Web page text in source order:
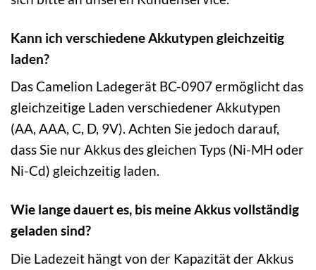
Kann ich verschiedene Akkutypen gleichzeitig
laden?
Das Camelion Ladegerät BC-0907 ermöglicht das
gleichzeitige Laden verschiedener Akkutypen
(AA, AAA, C, D, 9V). Achten Sie jedoch darauf,
dass Sie nur Akkus des gleichen Typs (Ni-MH oder
Ni-Cd) gleichzeitig laden.
Wie lange dauert es, bis meine Akkus vollständig
geladen sind?
Die Ladezeit hängt von der Kapazität der Akkus